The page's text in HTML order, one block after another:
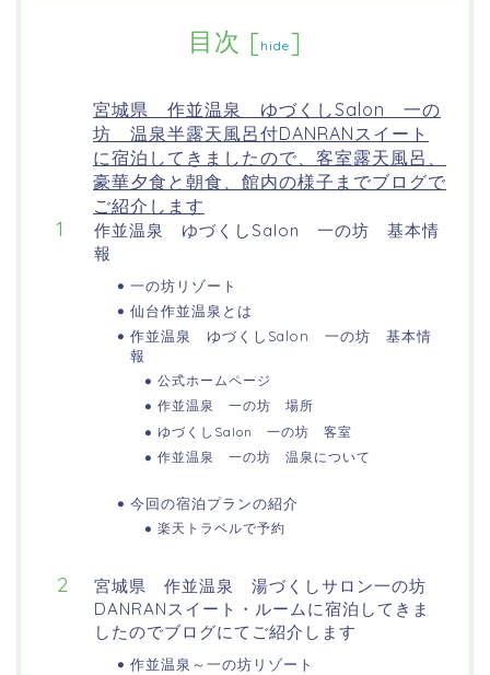
目次 [hide]
宮城県 作並温泉 ゆづくしSalon 一の
坊 温泉半露天風呂付DANRANスイート
に宿泊してきましたので、客室露天風呂、
豪華夕食と朝食、館内の様子までブログで
ご紹介します
作並温泉 ゆづくしSalon 一の坊 基本情
報
一の坊リゾート
仙台作並温泉とは
作並温泉 ゆづくしSalon 一の坊 基本情
報
公式ホームページ
作並温泉 一の坊 場所
ゆづくしSalon 一の坊 客室
作並温泉 一の坊 温泉について
今回の宿泊プランの紹介
楽天トラベルで予約
宮城県 作並温泉 湯づくしサロン一の坊
DANRANスイート・ルームに宿泊してきま
したのでブログにてご紹介します
作並温泉～一の坊リゾート